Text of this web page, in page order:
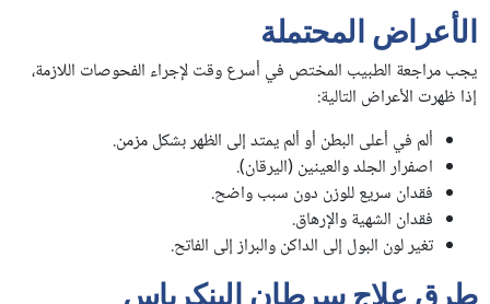
الأعراض المحتملة
يجب مراجعة الطبيب المختص في أسرع وقت لإجراء الفحوصات اللازمة،
إذا ظهرت الأعراض التالية:
ألم في أعلى البطن أو ألم يمتد إلى الظهر بشكل مزمن.
اصفرار الجلد والعينين (اليرقان).
فقدان سريع للوزن دون سبب واضح.
فقدان الشهية والإرهاق.
تغير لون البول إلى الداكن والبراز إلى الفاتح.
طرق علاج سرطان البنكرياس